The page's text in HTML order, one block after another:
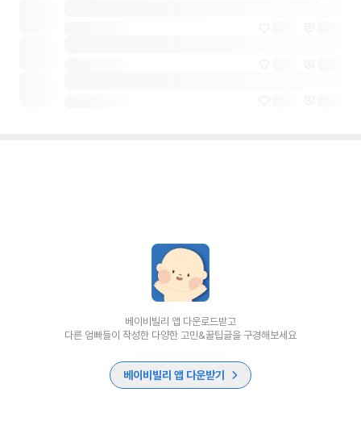
베이비빌리 앱 다운로드받고
다른 엄빠들이 작성한 다양한 고민&꿀팁글을 구경해보세요
베이비빌리 앱 다운받기